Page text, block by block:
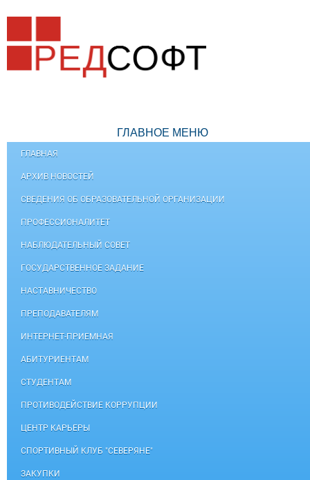
ГЛАВНОЕ МЕНЮ
ГЛАВНАЯ
АРХИВ НОВОСТЕЙ
СВЕДЕНИЯ ОБ ОБРАЗОВАТЕЛЬНОЙ ОРГАНИЗАЦИИ
ПРОФЕССИОНАЛИТЕТ
НАБЛЮДАТЕЛЬНЫЙ СОВЕТ
ГОСУДАРСТВЕННОЕ ЗАДАНИЕ
НАСТАВНИЧЕСТВО
ПРЕПОДАВАТЕЛЯМ
ИНТЕРНЕТ-ПРИЕМНАЯ
АБИТУРИЕНТАМ
СТУДЕНТАМ
ПРОТИВОДЕЙСТВИЕ КОРРУПЦИИ
ЦЕНТР КАРЬЕРЫ
СПОРТИВНЫЙ КЛУБ "СЕВЕРЯНЕ"
ЗАКУПКИ